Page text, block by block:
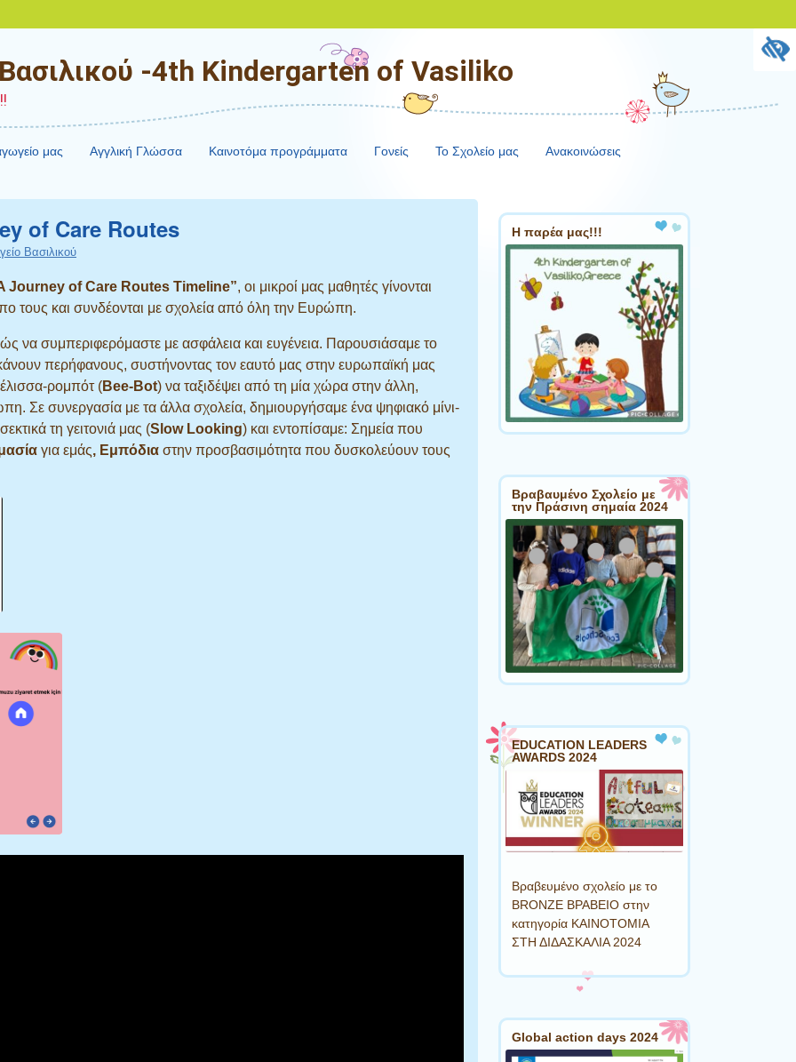
-4th Kindergarten of Vasiliko
μας Αγγλική Γλώσσα Καινοτόμα προγράμματα Γονείς Το Σχολείο μας Ανακοινώσεις
of Care Routes
Βασιλικού
Journey of Care Routes Timeline”, οι μικροί μας μαθητές γίνονται
τους και συνδέονται με σχολεία από όλη την Ευρώπη.
να συμπεριφερόμαστε με ασφάλεια και ευγένεια. Παρουσιάσαμε το
περήφανους, συστήνοντας τον εαυτό μας στην ευρωπαϊκή μας
ρομπότ (Bee-Bot) να ταξιδέψει από τη μία χώρα στην άλλη,
Σε συνεργασία με τα άλλα σχολεία, δημιουργήσαμε ένα ψηφιακό μίνι-
τη γειτονιά μας (Slow Looking) και εντοπίσαμε: Σημεία που
για εμάς, Εμπόδια στην προσβασιμότητα που δυσκολεύουν τους
Η παρέα μας!!!
Βραβαυμένο Σχολείο με
την Πράσινη σημαία 2024
EDUCATION LEADERS
AWARDS 2024
Βραβευμένο σχολείο με το
BRONZE ΒΡΑΒΕΙΟ στην
κατηγορία ΚΑΙΝΟΤΟΜΙΑ
ΣΤΗ ΔΙΔΑΣΚΑΛΙΑ 2024
Global action days 2024